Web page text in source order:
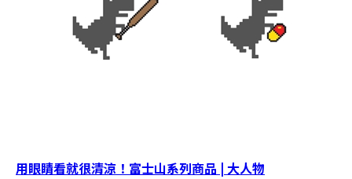
用眼睛看就很清涼！富士山系列商品 | 大人物